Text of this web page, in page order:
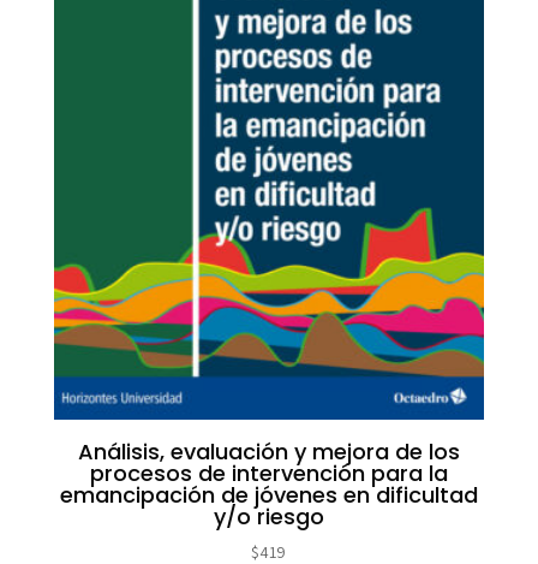
Análisis, evaluación y mejora de los
procesos de intervención para la
emancipación de jóvenes en dificultad
y/o riesgo
$419